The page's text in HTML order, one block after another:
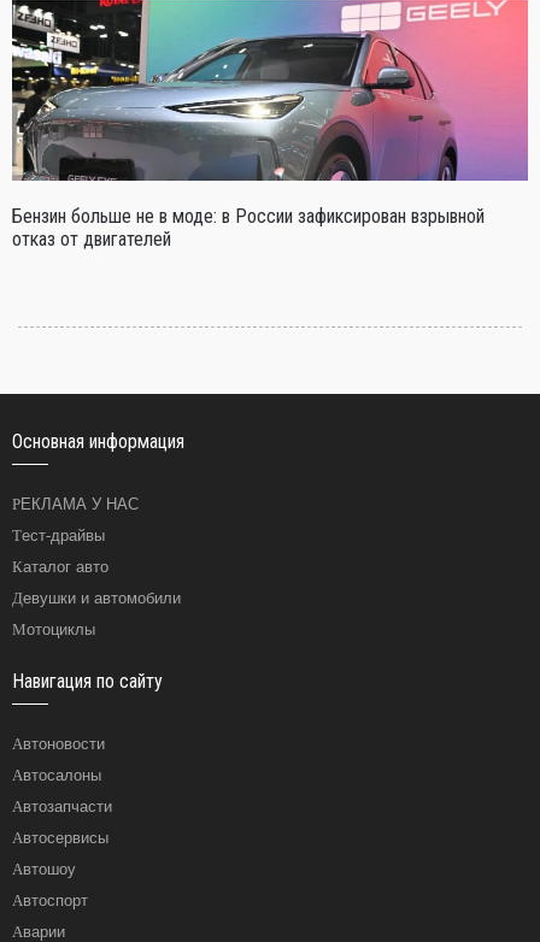
Бензин больше не в моде: в России зафиксирован взрывной
отказ от двигателей
Основная информация
РЕКЛАМА У НАС
Тест-драйвы
Каталог авто
Девушки и автомобили
Мотоциклы
Навигация по сайту
Автоновости
Автосалоны
Автозапчасти
Автосервисы
Автошоу
Автоспорт
Аварии